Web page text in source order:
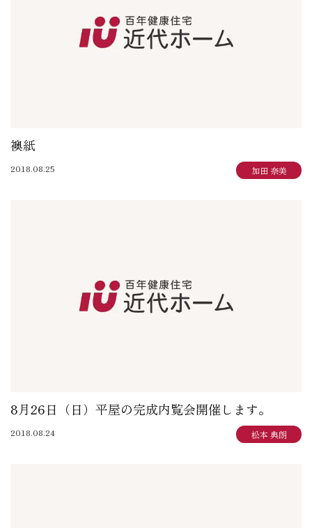
襖紙
2018.08.25 加田 奈美
8月26日（日）平屋の完成内覧会開催します。
2018.08.24 松本 典朗